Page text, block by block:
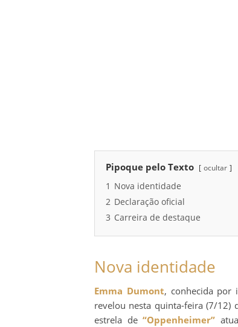
Pipoque pelo Texto ocultar
1 Nova identidade
2 Declaração oficial
3 Carreira de destaque
Nova identidade
Emma Dumont, conhecida por
revelou nesta quinta-feira (7/12)
estrela de“Oppenheimer”